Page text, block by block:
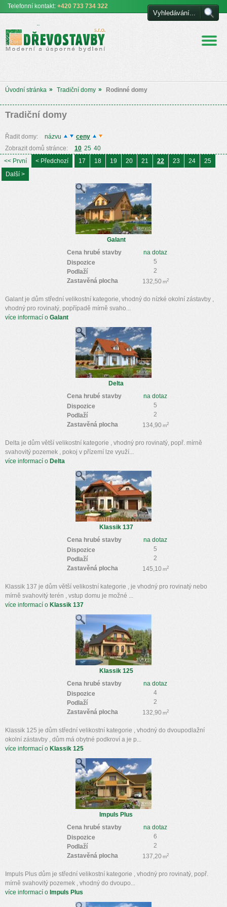
Euro DŘEVOSTAVBY
s.r.o. úsporné a moderní
bydlení
Telefonní kontakt: +420 733 734 322
Úvodní stránka » Tradiční domy » Rodinné domy
Tradiční domy
Řadit domy: názvu
ceny
Zobrazit domů stránce:
10 25 40
<< První
< Předchozí 17 18 19 20 21 22 23 24
25
Další >
Galant
na dotaz
Cena hrubé stavby
5
Dispozice
2
Podlaží
132,50 m2
Zastavěná plocha
Galant je dům střední velikostní kategorie, vhodný do nízké okolní zástavby ,
vhodný pro rovinatý, popřípadě mírně svaho...
více informací o Galant
Delta
na dotaz
Cena hrubé stavby
5
Dispozice
2
Podlaží
134,90 m2
Zastavěná plocha
Delta je dům větší velikostní kategorie , vhodný pro rovinatý, popř. mírně
svahovitý pozemek , pokoj v přízemí lze využí...
více informací o Delta
Klassik 137
na dotaz
Cena hrubé stavby
5
Dispozice
2
Podlaží
145,10 m2
Zastavěná plocha
Klassik 137 je dům větší velikostní kategorie , je vhodný pro rovinatý nebo
mírně svahovitý terén , vstup domu je možné ...
více informací o Klassik 137
Klassik 125
na dotaz
Cena hrubé stavby
4
Dispozice
2
Podlaží
132,90 m2
Zastavěná plocha
Klassik 125 je dům střední velikostní kategorie , vhodný do dvoupodlažní
okolní zástavby , dům má obytné podkroví a je p...
více informací o Klassik 125
Impuls Plus
na dotaz
Cena hrubé stavby
6
Dispozice
2
Podlaží
137,20 m2
Zastavěná plocha
Impuls Plus dům je střední velikostní kategorie , vhodný pro rovinatý, popř.
mírně svahovitý pozemek , vhodný do dvoupo...
více informací o Impuls Plus